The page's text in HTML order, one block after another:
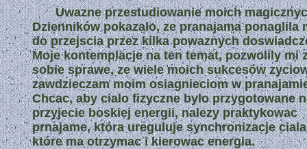
Uwazne przestudiowanie moich
Dzienników pokazalo, ze pranajama ponaglila
do przejscia przez kilka powaznych
Moje kontemplacje na ten temat, pozwolily mi
sobie sprawe, ze wiele moich sukcesów
zawdzieczam moim osiagnieciom w
Chcac, aby cialo fizyczne bylo przygotowane
przyjecie boskiej energii, nalezy praktykowac
prnajame, która ureguluje synchronizacje
które ma otrzymac i kierowac energia.